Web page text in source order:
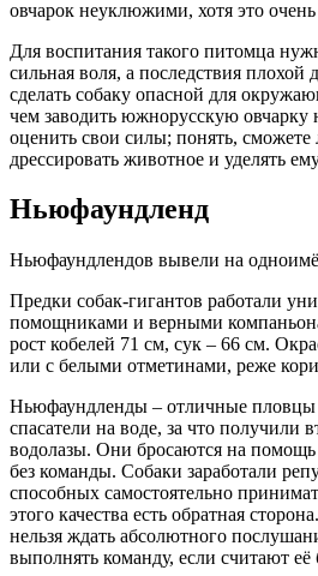
овчарок неуклюжими, хотя это
Для воспитания такого питомца
сильная воля, а последствия плохой
сделать собаку опасной для
чем заводить южнорусскую овчарку
оценить свои силы; понять,
дрессировать животное и уделять
Ньюфаундленд
Ньюфаундлендов вывели на
Предки собак-гигантов работали
помощниками и верными
рост кобелей 71 см, сук – 66 см.
или с белыми отметинами, реже
Ньюфаундленды – отличные
спасатели на воде, за что получили
водолазы. Они бросаются на
без команды. Собаки заработали
способных самостоятельно
этого качества есть обратная
нельзя ждать абсолютного
выполнять команду, если считают